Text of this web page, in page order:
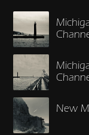
New